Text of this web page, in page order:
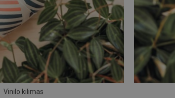
Vinilo kilimas